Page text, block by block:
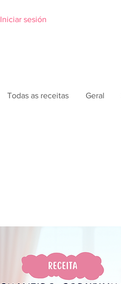
Iniciar sesión
Todas as receitas Geral